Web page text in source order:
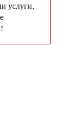
услуги,